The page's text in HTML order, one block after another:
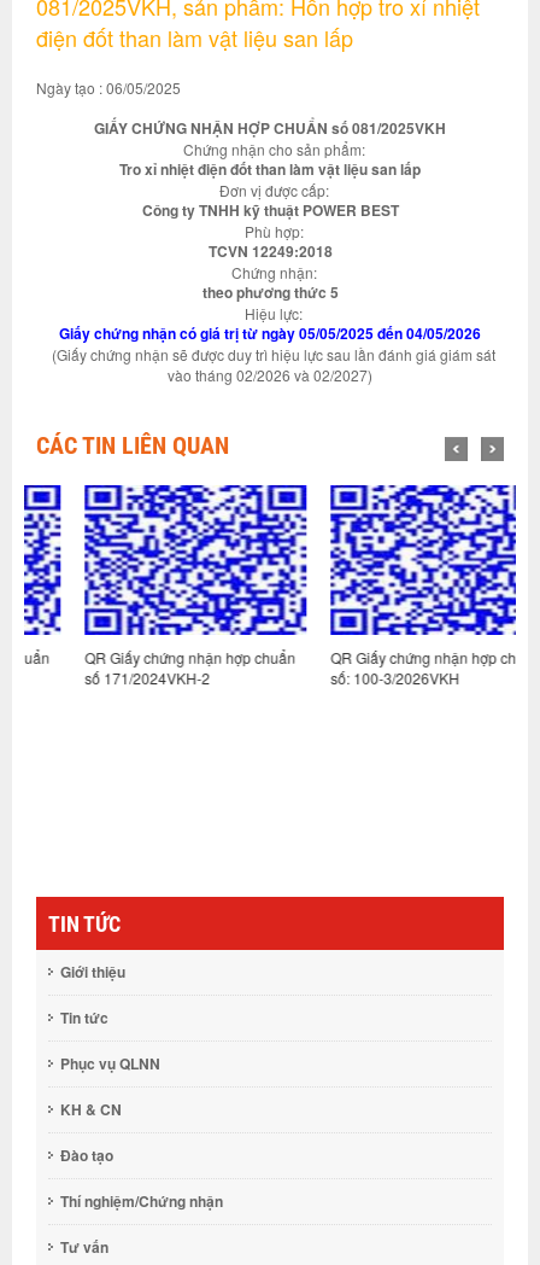
điện đốt than làm vật liệu san lấp
Ngày tạo : 06/05/2025
GIẤY CHỨNG NHẬN HỢP CHUẨN số 081/2025VKH
Chứng nhận cho sản phẩm:
Tro xỉ nhiệt điện đốt than làm vật liệu san lấp
Đơn vị được cấp:
Công ty TNHH kỹ thuật POWER BEST
Phù hợp:
TCVN 12249:2018
Chứng nhận:
theo phương thức 5
Hiệu lực:
Giấy chứng nhận có giá trị từ ngày 05/05/2025 đến 04/05/2026
(Giấy chứng nhận sẽ được duy trì hiệu lực sau lần đánh giá giám sát
vào tháng 02/2026 và 02/2027)
CÁC TIN LIÊN QUAN
QR Giấy chứng nhận hợp chuẩn
số 171/2024VKH-2
QR Giấy chứng nhận hợp chuẩn
số: 100-3/2026VKH
TIN TỨC
Giới thiệu
Tin tức
Phục vụ QLNN
KH & CN
Đào tạo
Thí nghiệm/Chứng nhận
Tư vấn